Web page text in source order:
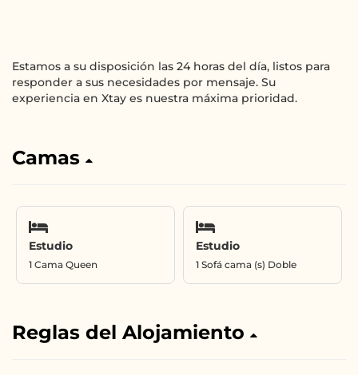
Estamos a su disposición las 24 horas del día, listos para
responder a sus necesidades por mensaje. Su
experiencia en Xtay es nuestra máxima prioridad.
Camas
Estudio
1 Cama Queen
Estudio
1 Sofá cama (s) Doble
Reglas del Alojamiento